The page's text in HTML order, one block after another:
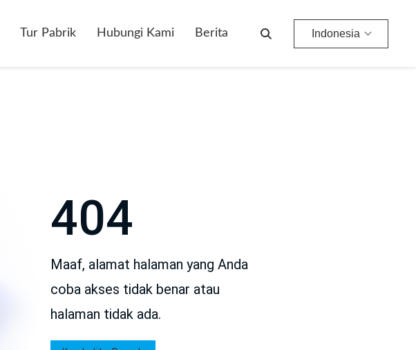
Tur Pabrik Hubungi Kami Berita Indonesia
404
Maaf, alamat halaman yang Anda
coba akses tidak benar atau
halaman tidak ada.